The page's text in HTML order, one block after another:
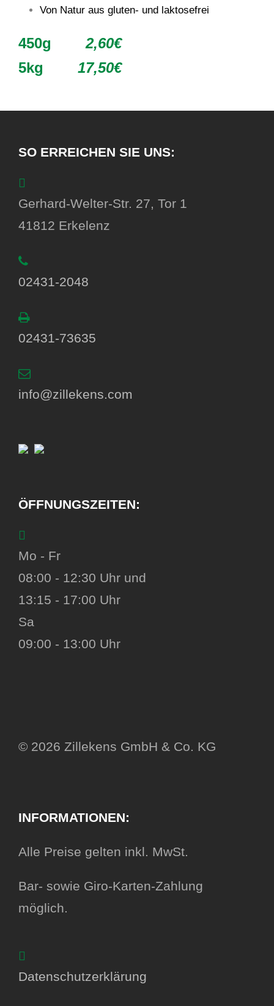
Von Natur aus gluten- und laktosefrei
450g 2,60€
5kg 17,50€
SO ERREICHEN SIE UNS:
Gerhard-Welter-Str. 27, Tor 1
41812 Erkelenz
02431-2048
02431-73635
info@zillekens.com
ÖFFNUNGSZEITEN:
Mo - Fr
08:00 - 12:30 Uhr und
13:15 - 17:00 Uhr
Sa
09:00 - 13:00 Uhr
© 2026 Zillekens GmbH & Co. KG
INFORMATIONEN:
Alle Preise gelten inkl. MwSt.
Bar- sowie Giro-Karten-Zahlung
möglich.
Datenschutzerklärung